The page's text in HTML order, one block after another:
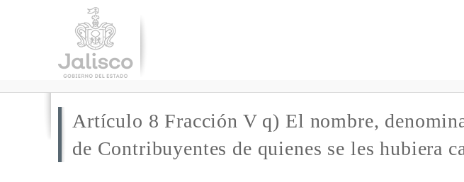
Artículo 8 Fracción V q) El nombre,
de Contribuyentes de quienes se les hubiera